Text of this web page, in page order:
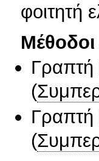
φοιτητή
Γραπτή
(
Γραπτή
(